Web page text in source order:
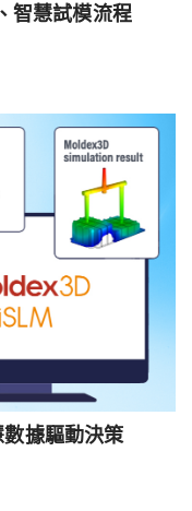
智慧試模流程
據驅動決策